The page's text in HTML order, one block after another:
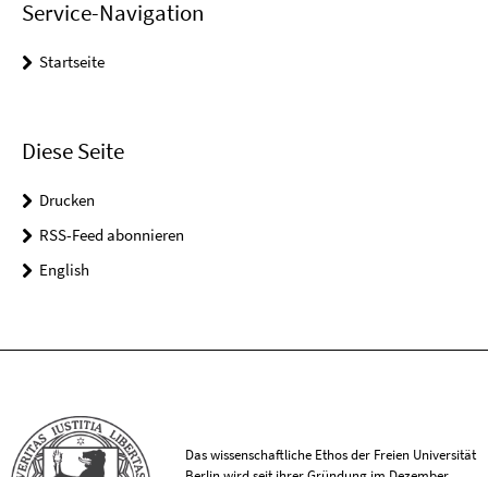
Service-Navigation
Startseite
Diese Seite
Drucken
RSS-Feed abonnieren
English
Das wissenschaftliche Ethos der Freien Universität